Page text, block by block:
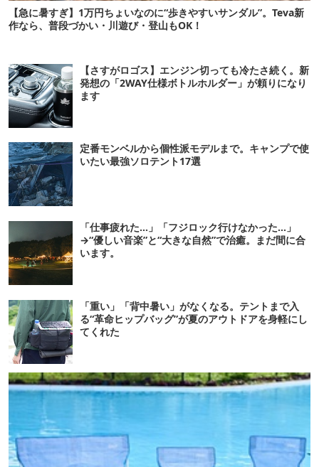
【急に暑すぎ】1万円ちょいなのに“歩きやすいサンダル”。Teva新
作なら、普段づかい・川遊び・登山もOK！
【さすがロゴス】エンジン切っても冷たさ続く。新
発想の「2WAY仕様ボトルホルダー」が頼りになり
ます
定番モンベルから個性派モデルまで。キャンプで使
いたい最強ソロテント17選
「仕事疲れた…」「フジロック行けなかった…」
→“優しい音楽”と“大きな自然”で治癒。まだ間に合
います。
「重い」「背中暑い」がなくなる。テントまで入
る“革命ヒップバッグ”が夏のアウトドアを身軽にし
てくれた